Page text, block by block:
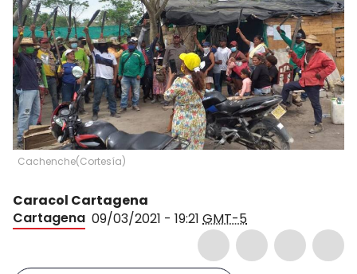
Cachenche(Cortesía)
Caracol Cartagena
Cartagena 09/03/2021 - 19:21 GMT-5